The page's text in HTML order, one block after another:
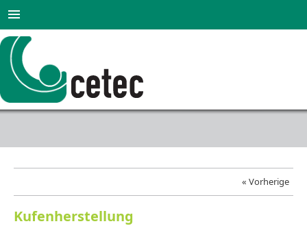
« Vorherige
Kufenherstellung